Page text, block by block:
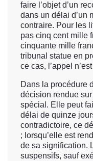
faire l’objet d’un
dans un délai d’un
contraire. Pour les
pas cinq cent mille
cinquante mille
tribunal statue en
ce cas, l’appel
Dans la procédure
décision rendue
spécial. Elle peut
délai de quinze
contradictoire, ce
; lorsqu’elle est
de sa signification.
suspensifs, sauf